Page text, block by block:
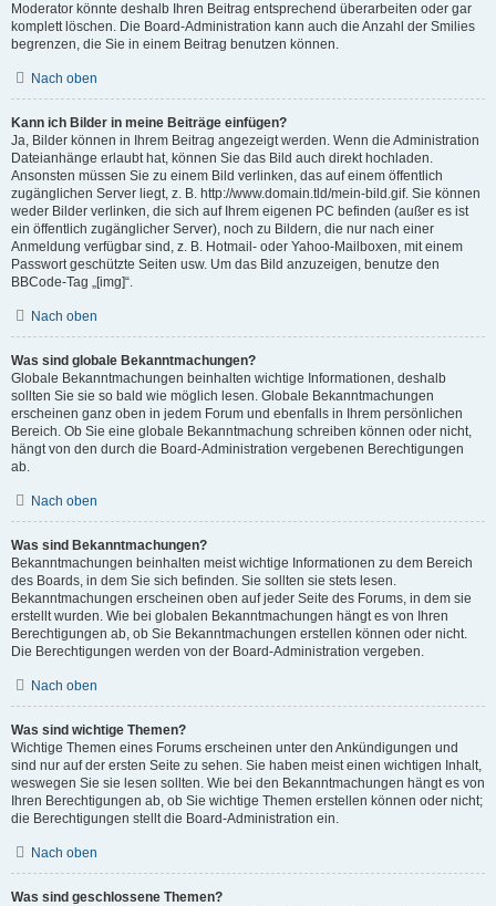
Moderator könnte deshalb Ihren Beitrag entsprechend überarbeiten oder gar
komplett löschen. Die Board-Administration kann auch die Anzahl der Smilies
begrenzen, die Sie in einem Beitrag benutzen können.
Nach oben
Kann ich Bilder in meine Beiträge einfügen?
Ja, Bilder können in Ihrem Beitrag angezeigt werden. Wenn die Administration
Dateianhänge erlaubt hat, können Sie das Bild auch direkt hochladen.
Ansonsten müssen Sie zu einem Bild verlinken, das auf einem öffentlich
zugänglichen Server liegt, z. B. http://www.domain.tld/mein-bild.gif. Sie können
weder Bilder verlinken, die sich auf Ihrem eigenen PC befinden (außer es ist
ein öffentlich zugänglicher Server), noch zu Bildern, die nur nach einer
Anmeldung verfügbar sind, z. B. Hotmail- oder Yahoo-Mailboxen, mit einem
Passwort geschützte Seiten usw. Um das Bild anzuzeigen, benutze den
BBCode-Tag „[img]“.
Nach oben
Was sind globale Bekanntmachungen?
Globale Bekanntmachungen beinhalten wichtige Informationen, deshalb
sollten Sie sie so bald wie möglich lesen. Globale Bekanntmachungen
erscheinen ganz oben in jedem Forum und ebenfalls in Ihrem persönlichen
Bereich. Ob Sie eine globale Bekanntmachung schreiben können oder nicht,
hängt von den durch die Board-Administration vergebenen Berechtigungen
ab.
Nach oben
Was sind Bekanntmachungen?
Bekanntmachungen beinhalten meist wichtige Informationen zu dem Bereich
des Boards, in dem Sie sich befinden. Sie sollten sie stets lesen.
Bekanntmachungen erscheinen oben auf jeder Seite des Forums, in dem sie
erstellt wurden. Wie bei globalen Bekanntmachungen hängt es von Ihren
Berechtigungen ab, ob Sie Bekanntmachungen erstellen können oder nicht.
Die Berechtigungen werden von der Board-Administration vergeben.
Nach oben
Was sind wichtige Themen?
Wichtige Themen eines Forums erscheinen unter den Ankündigungen und
sind nur auf der ersten Seite zu sehen. Sie haben meist einen wichtigen Inhalt,
weswegen Sie sie lesen sollten. Wie bei den Bekanntmachungen hängt es von
Ihren Berechtigungen ab, ob Sie wichtige Themen erstellen können oder nicht;
die Berechtigungen stellt die Board-Administration ein.
Nach oben
Was sind geschlossene Themen?